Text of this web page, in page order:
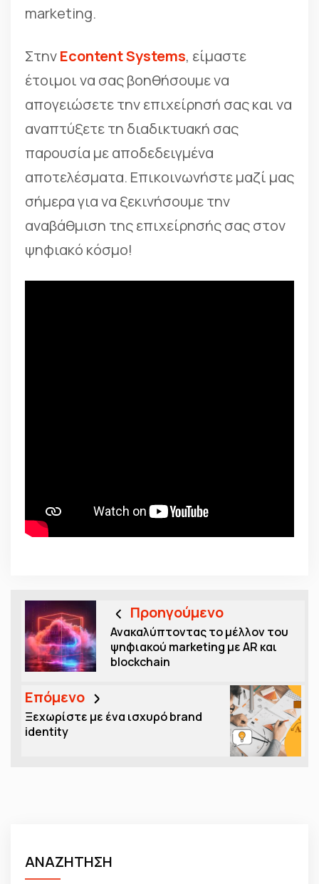
marketing.
ΣτηνEcontent Systems, είμαστε
έτοιμοι να σας βοηθήσουμε να
απογειώσετε την επιχείρησή σας και να
αναπτύξετε τη διαδικτυακή σας
παρουσία με αποδεδειγμένα
αποτελέσματα. Επικοινωνήστε μαζί μας
σήμερα για να ξεκινήσουμε την
αναβάθμιση της επιχείρησής σας στον
ψηφιακό κόσμο!
Προηγούμενο
Ανακαλύπτοντας το μέλλον του
ψηφιακού marketing με AR και
blockchain
Επόμενο
Ξεχωρίστε με ένα ισχυρό brand
identity
ΑΝΑΖΗΤΗΣΗ